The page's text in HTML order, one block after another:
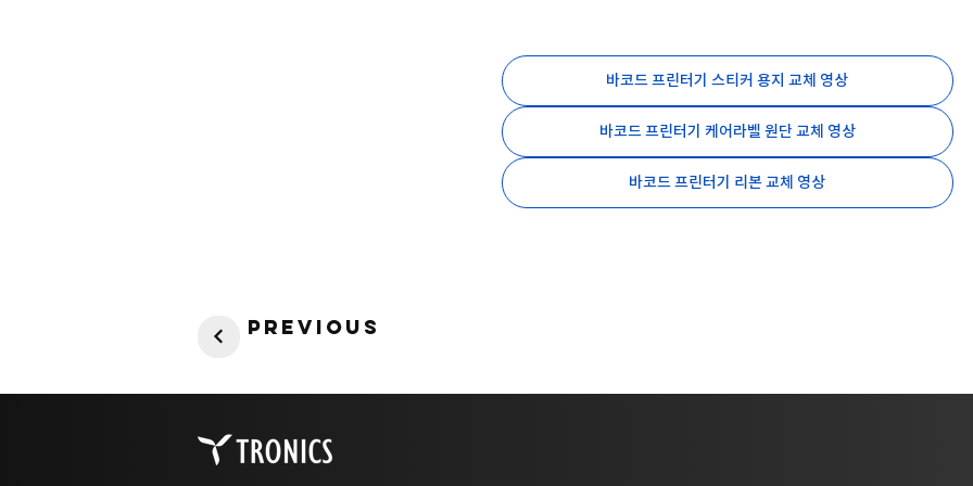
바코드 프린터기 스티커 용지 교체 영상
바코드 프린터기 케어라벨 원단 교체 영상
바코드 프린터기 리본 교체 영상
Previous